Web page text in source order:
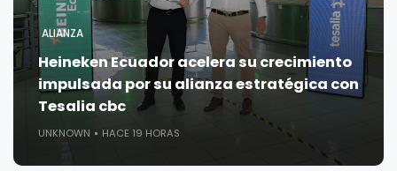
ALIANZA
Heineken Ecuador acelera su crecimiento
impulsada por su alianza estratégica con
Tesalia cbc
UNKNOWN HACE 19 HORAS